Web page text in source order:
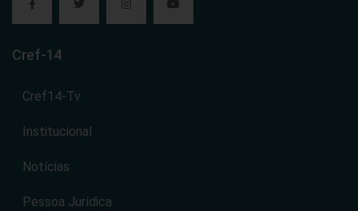
Cref-14
Cref14-Tv
Institucional
Notícias
Pessoa Jurídica